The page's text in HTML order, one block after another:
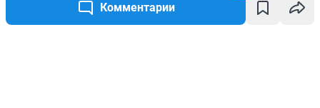
Комментарии